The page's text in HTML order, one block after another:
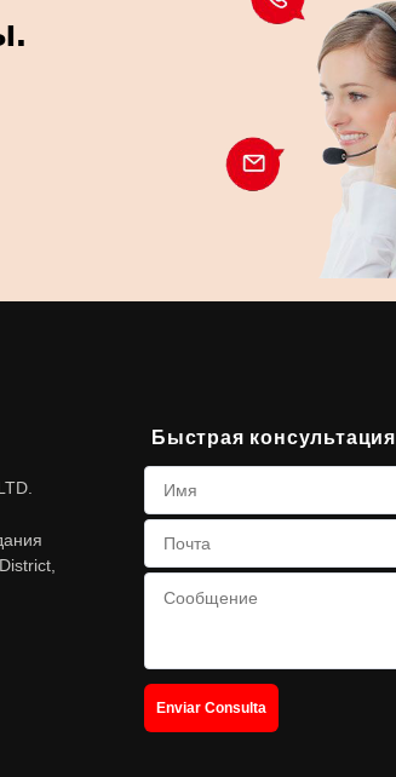
Быстрая консультация
Enviar Consulta